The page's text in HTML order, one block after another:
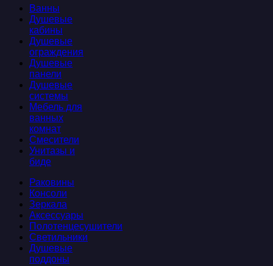
Ванны
Душевые
кабины
Душевые
ограждения
Душевые
панели
Душевые
системы
Мебель для
ванных
комнат
Смесители
Унитазы и
биде
Раковины
Консоли
Зеркала
Аксессуары
Полотенцесушители
Светильники
Душевые
поддоны